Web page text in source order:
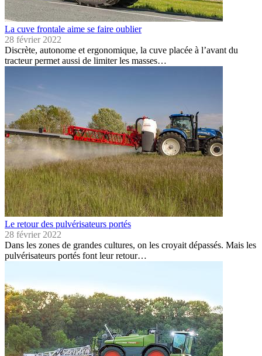
La cuve frontale aime se faire oublier
28 février 2022
Discrète, autonome et ergonomique, la cuve placée à l’avant du
tracteur permet aussi de limiter les masses…
Le retour des pulvérisateurs portés
28 février 2022
Dans les zones de grandes cultures, on les croyait dépassés. Mais les
pulvérisateurs portés font leur retour…